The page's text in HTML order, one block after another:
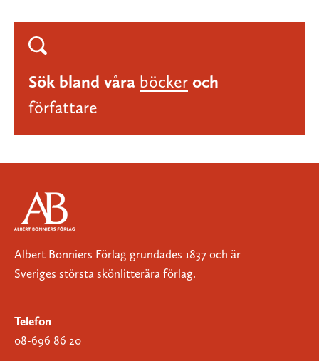
Sök bland våra böcker och
författare
Albert Bonniers Förlag grundades 1837 och är
Sveriges största skönlitterära förlag.
Telefon
08-696 86 20